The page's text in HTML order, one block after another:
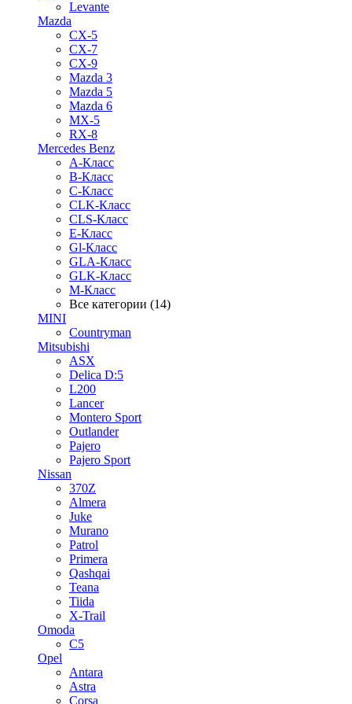
Levante
Mazda
CX-5
CX-7
CX-9
Mazda 3
Mazda 5
Mazda 6
MX-5
RX-8
Mercedes Benz
A-Класс
B-Класс
C-Класс
CLK-Класс
CLS-Класс
E-Класс
Gl-Класс
GLA-Класс
GLK-Класс
M-Класс
Все категории (14)
MINI
Countryman
Mitsubishi
ASX
Delica D:5
L200
Lancer
Montero Sport
Outlander
Pajero
Pajero Sport
Nissan
370Z
Almera
Juke
Murano
Patrol
Primera
Qashqai
Teana
Tiida
X-Trail
Omoda
C5
Opel
Antara
Astra
Corsa